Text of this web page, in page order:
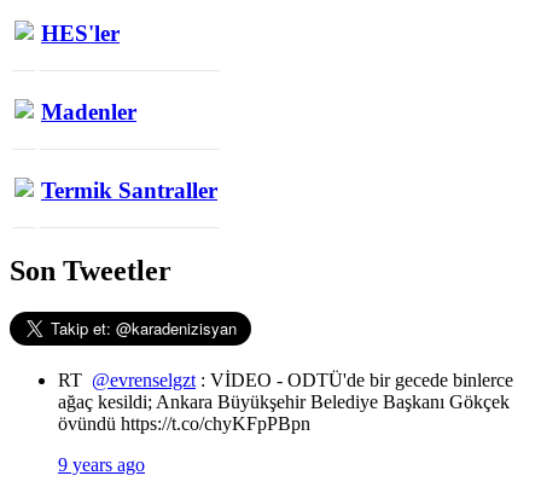
HES'ler
Madenler
Termik Santraller
Son Tweetler
RT @evrenselgzt : VİDEO - ODTÜ'de bir gecede binlerce
ağaç kesildi; Ankara Büyükşehir Belediye Başkanı Gökçek
övündü https://t.co/chyKFpPBpn
9 years ago